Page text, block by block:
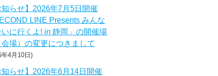
らせ】2026年7月5日開催
LINE Presents みんな
に行くよ! in 静岡」の開催場
場）の変更につきまして
4月10日
らせ】2026年6月14日開催